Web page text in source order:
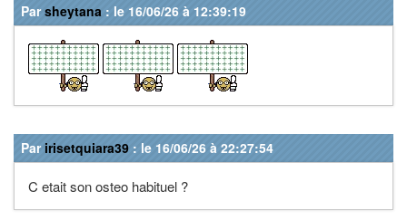
Parsheytana : le 16/06/26 à 12:39:19
Par irisetquiara39 : le 16/06/26 à 22:27:54
C etait son osteo habituel ?